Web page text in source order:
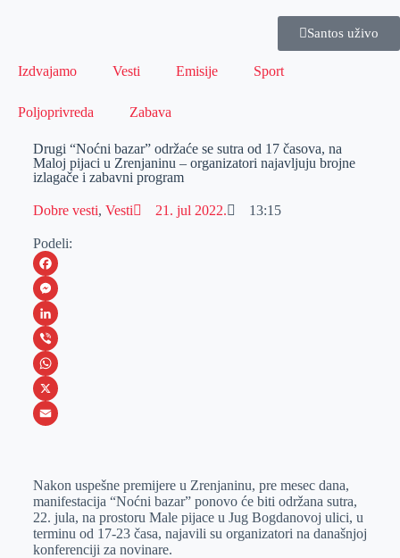
Santos uživo
Izdvajamo Vesti Emisije Sport
Poljoprivreda Zabava
Drugi “Noćni bazar” održaće se sutra od 17 časova, na
Maloj pijaci u Zrenjaninu – organizatori najavljuju brojne
izlagače i zabavni program
Dobre vesti, Vesti 21. jul 2022. 13:15
Podeli:
F
a
c
e
b
o
M
e
s
s
e
e
r
L
i
n
k
I
n
V
i
b
W
h
s
A
p
X
a
i
l
Nakon uspešne premijere u Zrenjaninu, pre mesec dana,
manifestacija “Noćni bazar” ponovo će biti održana sutra,
22. jula, na prostoru Male pijace u Jug Bogdanovoj ulici, u
terminu od 17-23 časa, najavili su organizatori na današnjoj
konferenciji za novinare.